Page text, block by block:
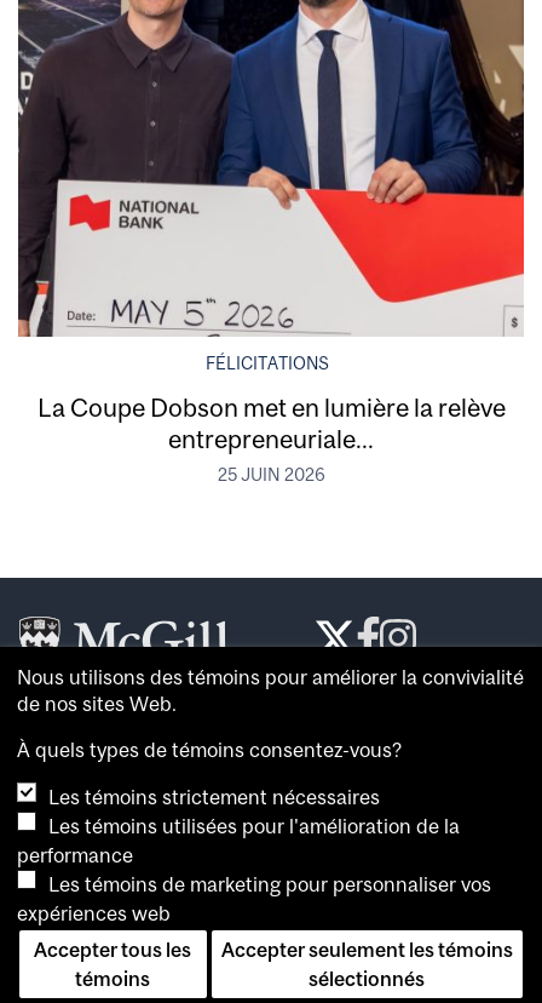
FÉLICITATIONS
La Coupe Dobson met en lumière la relève
entrepreneuriale...
25 JUIN 2026
Le McGill Reporter
Avis sur les témoins
Pour consulter plus de nouvelles et de vidéos, et
connaître l’opinion de spécialistes, visitez lasalle de
presse de McGill
archives duMcGill Reporter.
Nous utilisons des témoins pour améliorer la convivialité
de nos sites Web.
À quels types de témoins consentez-vous?
Les témoins strictement nécessaires
Les témoins utilisées pour l'amélioration de la
performance
Les témoins de marketing pour personnaliser vos
expériences web
Accepter tous les
témoins
Accepter seulement les témoins
sélectionnés